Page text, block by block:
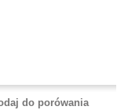
do porówania